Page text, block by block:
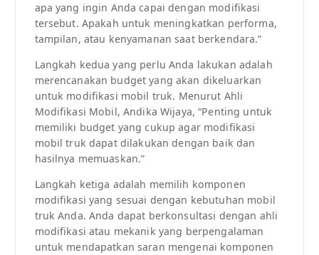
apa yang ingin Anda capai dengan modifikasi
tersebut. Apakah untuk meningkatkan performa,
tampilan, atau kenyamanan saat berkendara.”
Langkah kedua yang perlu Anda lakukan adalah
merencanakan budget yang akan dikeluarkan
untuk modifikasi mobil truk. Menurut Ahli
Modifikasi Mobil, Andika Wijaya, “Penting untuk
memiliki budget yang cukup agar modifikasi
mobil truk dapat dilakukan dengan baik dan
hasilnya memuaskan.”
Langkah ketiga adalah memilih komponen
modifikasi yang sesuai dengan kebutuhan mobil
truk Anda. Anda dapat berkonsultasi dengan ahli
modifikasi atau mekanik yang berpengalaman
untuk mendapatkan saran mengenai komponen